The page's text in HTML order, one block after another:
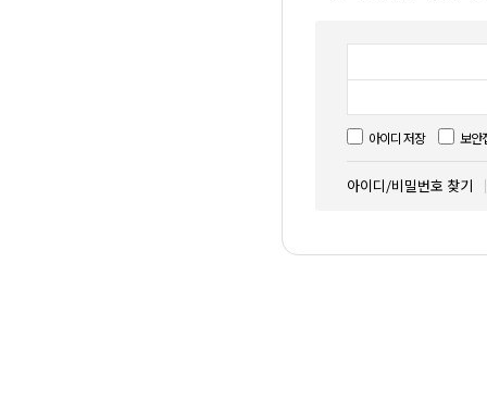
아이디 저장 보안
아이디/비밀번호 찾기